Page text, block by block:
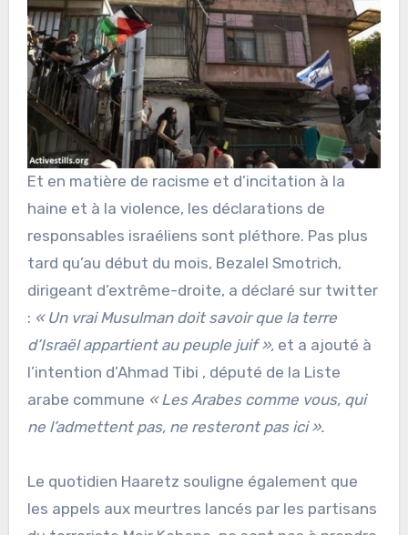
Et en matière de racisme et d’incitation à la
haine et à la violence, les déclarations de
responsables israéliens sont pléthore. Pas plus
tard qu’au début du mois, Bezalel Smotrich,
dirigeant d’extrême-droite, a déclaré sur twitter
: « Un vrai Musulman doit savoir que la terre
d’Israël appartient au peuple juif »,et a ajouté à
l’intention d’Ahmad Tibi , député de la Liste
arabe commune « Les Arabes comme vous, qui
ne l’admettent pas, ne resteront pas ici ».
Le quotidien Haaretz souligne également que
les appels aux meurtres lancés par les partisans